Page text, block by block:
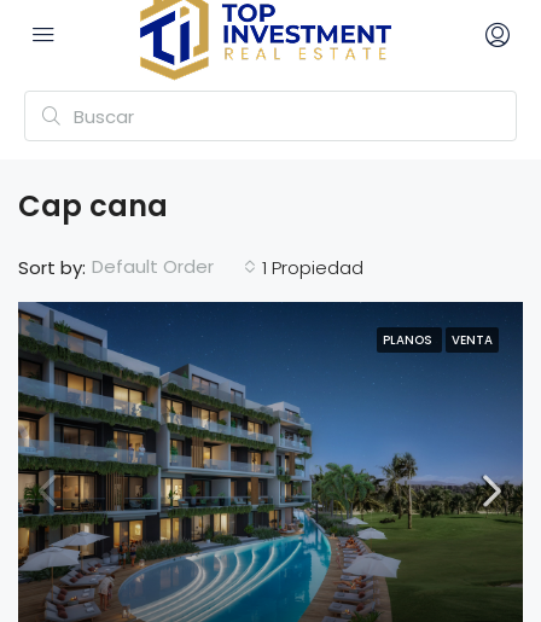
Cap cana
1 Propiedad
Sort by: Default Order
PLANOS VENTA